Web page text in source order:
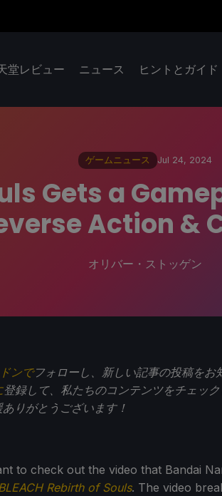
堂レビュー ニュース ヒントとガイド
ゲームニュース Jul 24, 2024
Gets a
Action &
オリバー・ストッゲン
ンでフォローし、新しい記事の投稿をお
登録して、私たちのコンテンツをチェッ
りがとうございます！
to check out the video that Bandai
Rebirth of Souls. The video